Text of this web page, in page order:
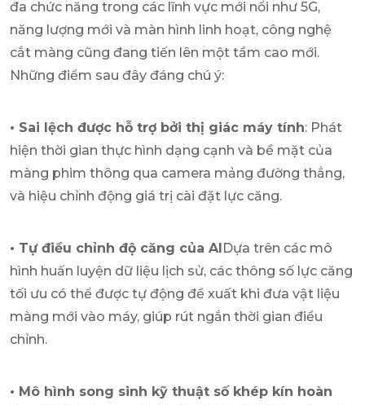
đa chức năng trong các lĩnh vực mới nổi như 5G,
năng lượng mới và màn hình linh hoạt, công nghệ
cắt màng cũng đang tiến lên một tầm cao mới.
Những điểm sau đây đáng chú ý:
• Sai lệch được hỗ trợ bởi thị giác máy tính: Phát
hiện thời gian thực hình dạng cạnh và bề mặt của
màng phim thông qua camera mảng đường thẳng,
và hiệu chỉnh động giá trị cài đặt lực căng.
• Tự điều chỉnh độ căng của AI Dựa trên các mô
hình huấn luyện dữ liệu lịch sử, các thông số lực căng
tối ưu có thể được tự động đề xuất khi đưa vật liệu
màng mới vào máy, giúp rút ngắn thời gian điều
chỉnh.
• Mô hình song sinh kỹ thuật số khép kín hoàn